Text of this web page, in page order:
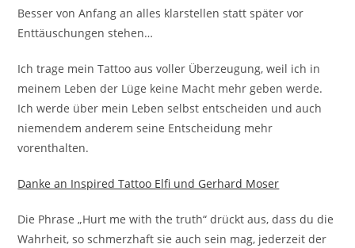
Besser von Anfang an alles klarstellen statt später vor
Enttäuschungen stehen…
Ich trage mein Tattoo aus voller Überzeugung, weil ich in
meinem Leben der Lüge keine Macht mehr geben werde.
Ich werde über mein Leben selbst entscheiden und auch
niemendem anderem seine Entscheidung mehr
vorenthalten.
Danke an Inspired Tattoo Elfi und Gerhard Moser
Die Phrase „Hurt me with the truth“ drückt aus, dass du die
Wahrheit, so schmerzhaft sie auch sein mag, jederzeit der